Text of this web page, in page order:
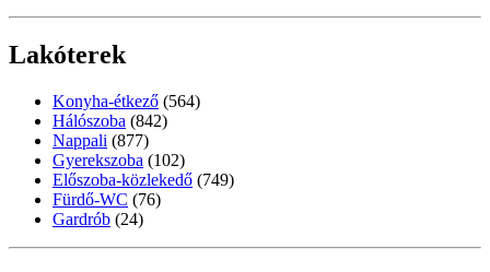
Lakóterek
Konyha-étkező (564)
Hálószoba (842)
Nappali (877)
Gyerekszoba (102)
Előszoba-közlekedő (749)
Fürdő-WC (76)
Gardrób (24)